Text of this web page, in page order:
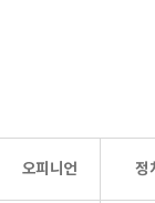
오피니언 정